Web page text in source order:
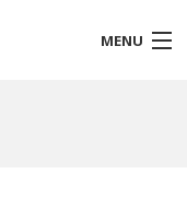
MENU